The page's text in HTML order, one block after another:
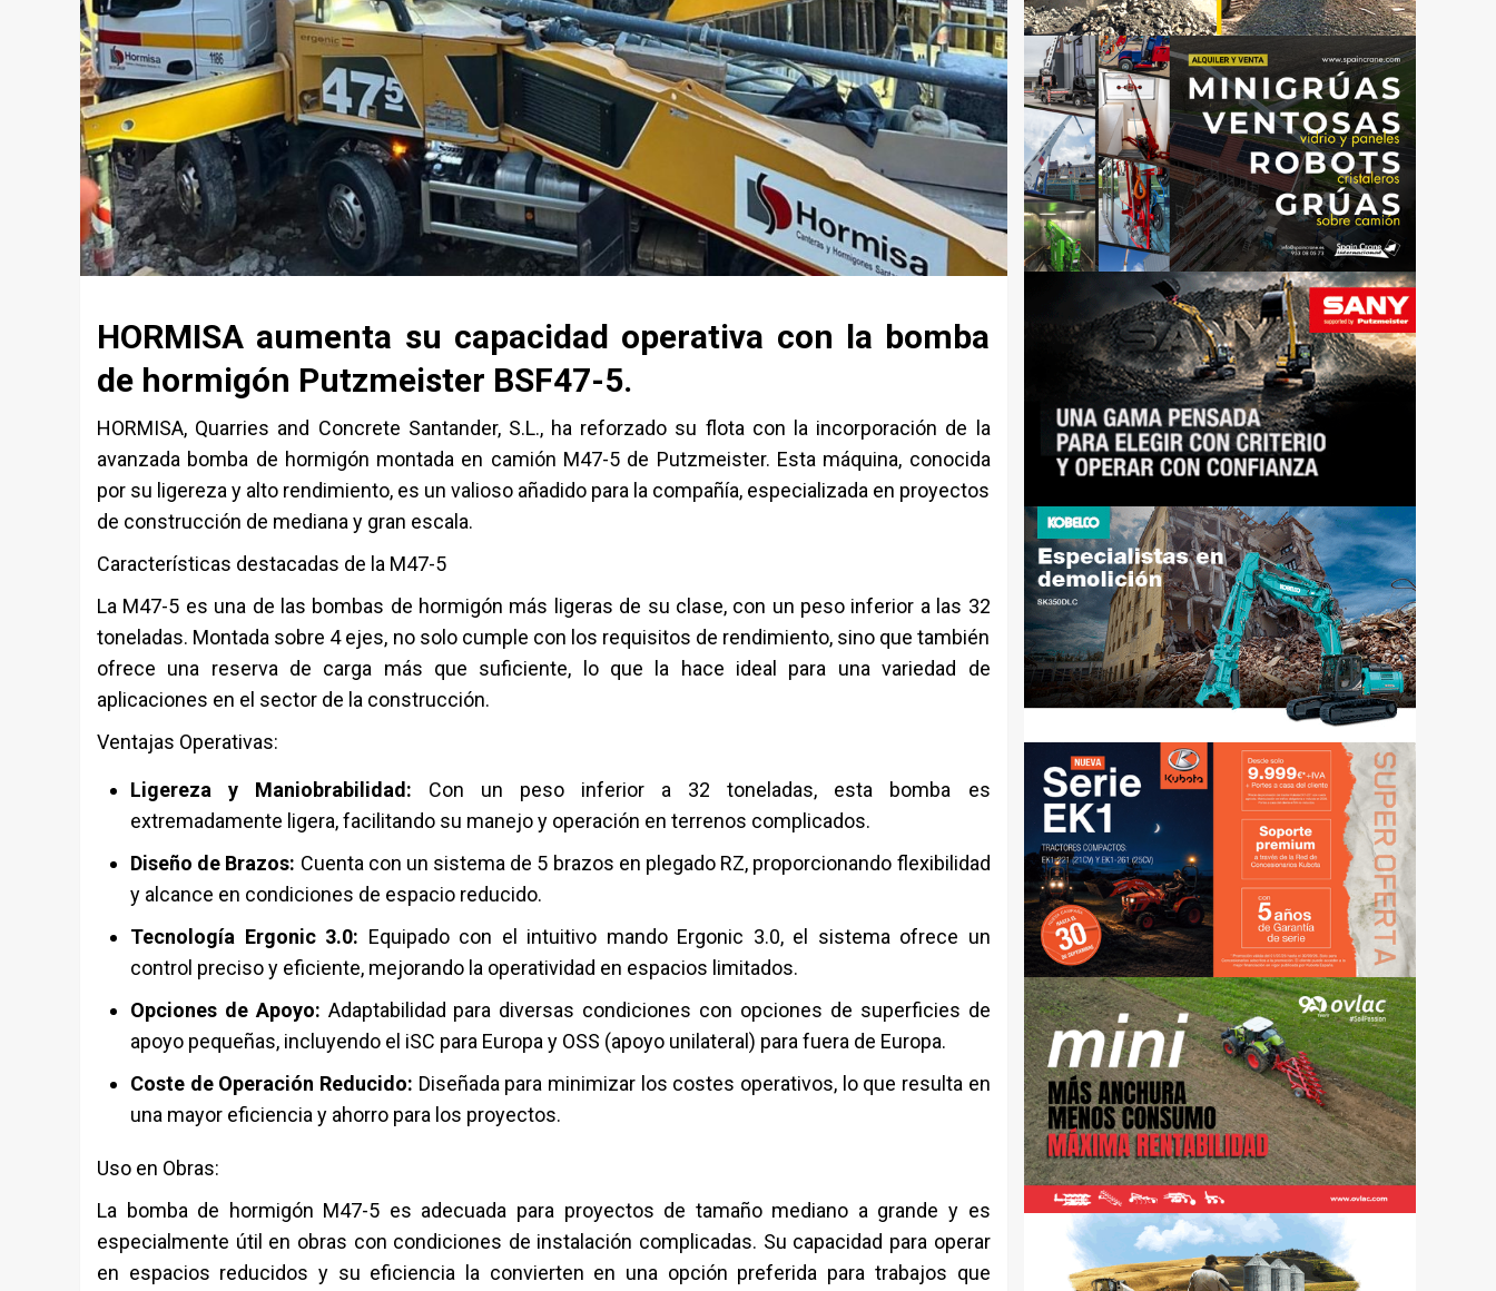
HORMISA aumenta su capacidad operativa con la bomba
de hormigón Putzmeister BSF47-5.
HORMISA, Quarries and Concrete Santander, S.L., ha reforzado su flota con la incorporación de la
avanzada bomba de hormigón montada en camión M47-5 de Putzmeister. Esta máquina, conocida
por su ligereza y alto rendimiento, es un valioso añadido para la compañía, especializada en proyectos
de construcción de mediana y gran escala.
Características destacadas de la M47-5
La M47-5 es una de las bombas de hormigón más ligeras de su clase, con un peso inferior a las 32
toneladas. Montada sobre 4 ejes, no solo cumple con los requisitos de rendimiento, sino que también
ofrece una reserva de carga más que suficiente, lo que la hace ideal para una variedad de
aplicaciones en el sector de la construcción.
Ventajas Operativas:
Ligereza y Maniobrabilidad: Con un peso inferior a 32 toneladas, esta bomba es
extremadamente ligera, facilitando su manejo y operación en terrenos complicados.
Diseño de Brazos: Cuenta con un sistema de 5 brazos en plegado RZ, proporcionando flexibilidad
y alcance en condiciones de espacio reducido.
Tecnología Ergonic 3.0: Equipado con el intuitivo mando Ergonic 3.0, el sistema ofrece un
control preciso y eficiente, mejorando la operatividad en espacios limitados.
Opciones de Apoyo: Adaptabilidad para diversas condiciones con opciones de superficies de
apoyo pequeñas, incluyendo el iSC para Europa y OSS (apoyo unilateral) para fuera de Europa.
Coste de Operación Reducido: Diseñada para minimizar los costes operativos, lo que resulta en
una mayor eficiencia y ahorro para los proyectos.
Uso en Obras:
La bomba de hormigón M47-5 es adecuada para proyectos de tamaño mediano a grande y es
especialmente útil en obras con condiciones de instalación complicadas. Su capacidad para operar
en espacios reducidos y su eficiencia la convierten en una opción preferida para trabajos que